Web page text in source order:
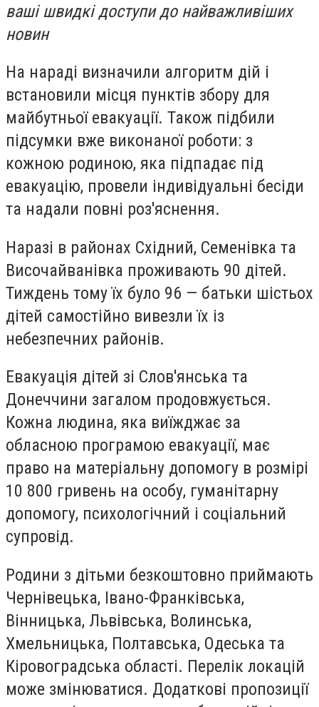
ваші швидкі доступи до найважливіших
новин
На нараді визначили алгоритм дій і
встановили місця пунктів збору для
майбутньої евакуації. Також підбили
підсумки вже виконаної роботи: з
кожною родиною, яка підпадає під
евакуацію, провели індивідуальні бесіди
та надали повні роз'яснення.
Наразі в районах Східний, Семенівка та
Височайванівка проживають 90 дітей.
Тиждень тому їх було 96 — батьки шістьох
дітей самостійно вивезли їх із
небезпечних районів.
Евакуація дітей зі Слов'янська та
Донеччини загалом продовжується.
Кожна людина, яка виїжджає за
обласною програмою евакуації, має
право на матеріальну допомогу в розмірі
10 800 гривень на особу, гуманітарну
допомогу, психологічний і соціальний
супровід.
Родини з дітьми безкоштовно приймають
Чернівецька, Івано-Франківська,
Вінницька, Львівська, Волинська,
Хмельницька, Полтавська, Одеська та
Кіровоградська області. Перелік локацій
може змінюватися. Додаткові пропозиції